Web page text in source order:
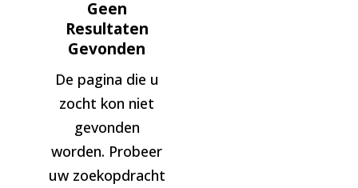
Geen
Resultaten
Gevonden
De pagina die u
zocht kon niet
gevonden
worden. Probeer
uw zoekopdracht